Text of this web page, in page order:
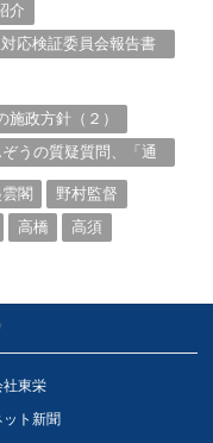
介
応検証委員会報告書
政方針（２）
うの質疑質問、「通
閣
野村監督
高橋 高須
社東栄
ット新聞